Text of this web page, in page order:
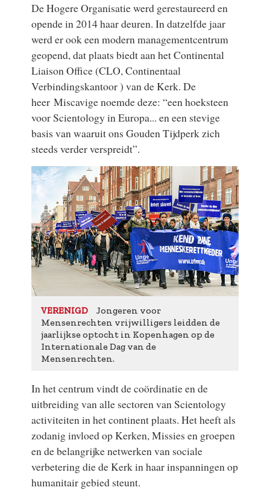
De Hogere Organisatie werd gerestaureerd en
opende in 2014 haar deuren. In datzelfde jaar
werd er ook een modern managementcentrum
geopend, dat plaats biedt aan het Continental
Liaison Office (CLO, Continentaal
Verbindingskantoor ) van de Kerk. De
heer Miscavige noemde deze: “een hoeksteen
voor Scientology in Europa... en een stevige
basis van waaruit ons Gouden Tijdperk zich
steeds verder verspreidt”.
VERENIGD
Jongeren voor
Mensenrechten vrijwilligers leidden de
jaarlijkse optocht in Kopenhagen op de
Internationale Dag van de
Mensenrechten.
In het centrum vindt de coördinatie en de
uitbreiding van alle sectoren van Scientology
activiteiten in het continent plaats. Het heeft als
zodanig invloed op Kerken, Missies en groepen
en de belangrijke netwerken van sociale
verbetering die de Kerk in haar inspanningen op
humanitair gebied steunt.